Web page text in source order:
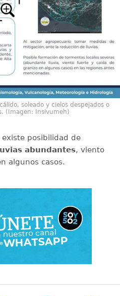
soleado y cielos despejados o
(Imagen: Insivumeh)
posibilidad de
abundantes, viento
algunos casos.